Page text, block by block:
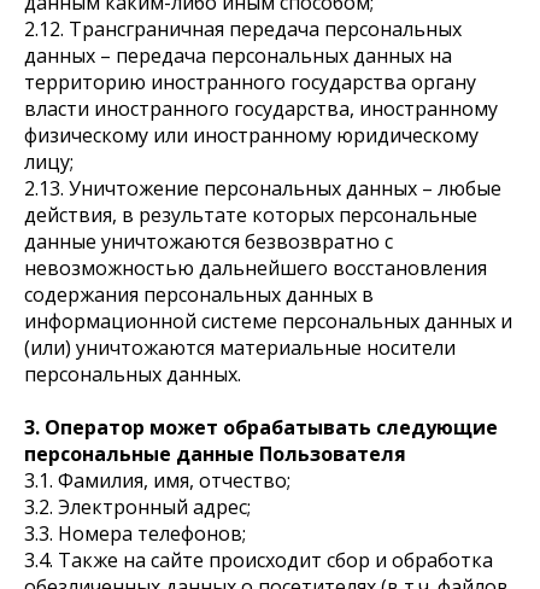
2.12. Трансграничная передача персональных
данных – передача персональных данных на
территорию иностранного государства органу
власти иностранного государства, иностранному
физическому или иностранному юридическому
лицу;
2.13. Уничтожение персональных данных – любые
действия, в результате которых персональные
данные уничтожаются безвозвратно с
невозможностью дальнейшего восстановления
содержания персональных данных в
информационной системе персональных данных и
(или) уничтожаются материальные носители
персональных данных.
3. Оператор может обрабатывать следующие
персональные данные Пользователя
3.1. Фамилия, имя, отчество;
3.2. Электронный адрес;
3.3. Номера телефонов;
3.4. Также на сайте происходит сбор и обработка